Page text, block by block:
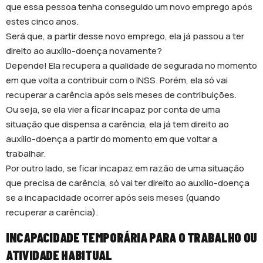
que essa pessoa tenha conseguido um novo emprego após
estes cinco anos.
Será que, a partir desse novo emprego, ela já passou a ter
direito ao auxílio-doença novamente?
Depende! Ela recupera a qualidade de segurada no momento
em que volta a contribuir com o INSS. Porém, ela só vai
recuperar a carência após seis meses de contribuições.
Ou seja, se ela vier a ficar incapaz por conta de uma
situação que dispensa a carência, ela já tem direito ao
auxílio-doença a partir do momento em que voltar a
trabalhar.
Por outro lado, se ficar incapaz em razão de uma situação
que precisa de carência, só vai ter direito ao auxílio-doença
se a incapacidade ocorrer após seis meses (quando
recuperar a carência).
INCAPACIDADE TEMPORÁRIA PARA O TRABALHO OU
ATIVIDADE HABITUAL